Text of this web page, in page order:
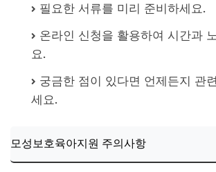
필요한 서류를 미리 준비하세요.
온라인 신청을 활용하여 시간과
요.
궁금한 점이 있다면 언제든지 관
세요.
모성보호육아지원 주의사항